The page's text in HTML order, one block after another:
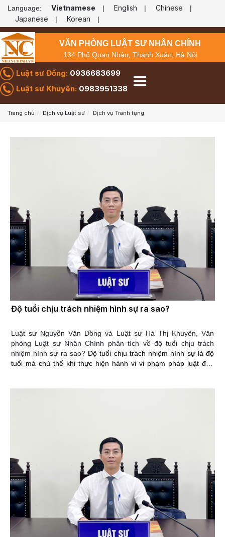
Language: Vietnamese | English | Chinese |
Japanese | Korean |
VĂN PHÒNG LUẬT SƯ NHÂN CHÍNH
134 Phố Quan Nhân, Thanh Xuân, Hà Nội
Luật sư Đồng: 0936683699
Luật sư Khuyên: 0983951338
Trang chủ Dịch vụ Luật sư Dịch vụ Tranh tụng
Độ tuổi chịu trách nhiệm hình sự ra sao?
Luật sư Nguyễn Văn Đồng và Luật sư Hà Thị Khuyên, Văn
phòng Luật sư Nhân Chính phân tích về độ tuổi chịu trách
nhiệm hình sự ra sao? Độ tuổi chịu trách nhiệm hình sự là độ
tuổi mà chủ thể khi thực hiện hành vi vi phạm pháp luật đến